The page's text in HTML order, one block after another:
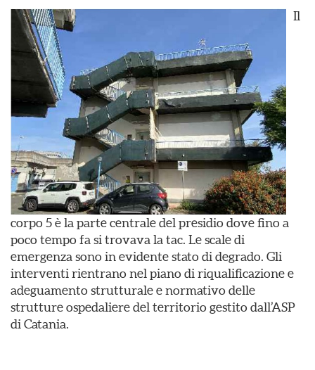
Il
corpo 5 è la parte centrale del presidio dove fino a
poco tempo fa si trovava la tac. Le scale di
emergenza sono in evidente stato di degrado. Gli
interventi rientrano nel piano di riqualificazione e
adeguamento strutturale e normativo delle
strutture ospedaliere del territorio gestito dall’ASP
di Catania.